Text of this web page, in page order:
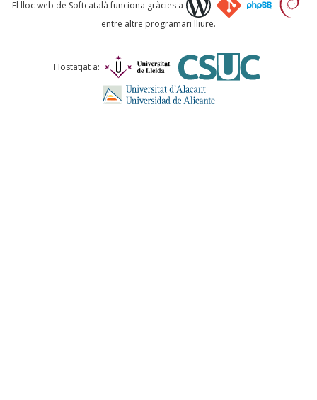
Comentari *
El lloc web de Softcatalà funciona gràcies a
entre altre programari lliure.
Hostatjat a: